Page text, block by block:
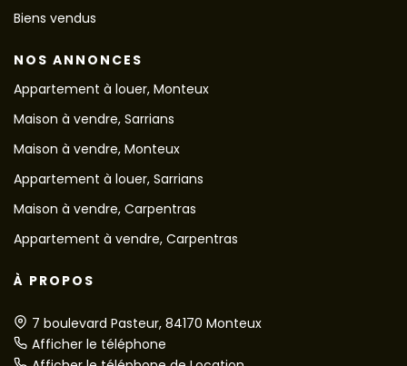
Biens vendus
NOS ANNONCES
Appartement à louer, Monteux
Maison à vendre, Sarrians
Maison à vendre, Monteux
Appartement à louer, Sarrians
Maison à vendre, Carpentras
Appartement à vendre, Carpentras
À PROPOS
7 boulevard Pasteur, 84170 Monteux
Afficher le téléphone